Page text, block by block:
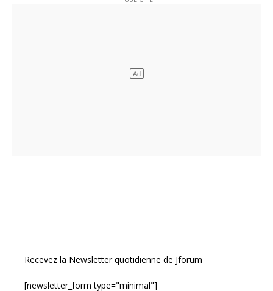
Recevez la Newsletter quotidienne de Jforum
[newsletter_form type="minimal"]